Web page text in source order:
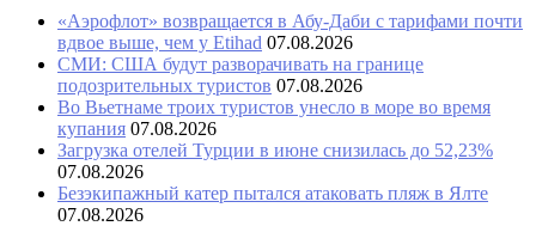
«Аэрофлот» возвращается в Абу-Даби с тарифами почти
вдвое выше, чем у Etihad 07.08.2026
СМИ: США будут разворачивать на границе
подозрительных туристов 07.08.2026
Во Вьетнаме троих туристов унесло в море во время
купания 07.08.2026
Загрузка отелей Турции в июне снизилась до 52,23%
07.08.2026
Безэкипажный катер пытался атаковать пляж в Ялте
07.08.2026